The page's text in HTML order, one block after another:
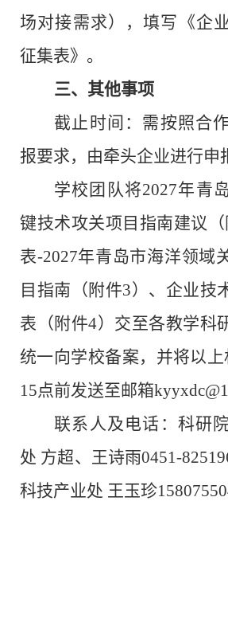
场对接需求），填写《企
征集表》。
三、 其他事项
截止时间：需按照合
报要求，由牵头企业进行申
学校团队将2027年青
键技术攻关项目指南建议
表-2027年青岛市海洋领域
目指南 （附件3）、企业技
表（附件4）交至各教学科
统一向学校备案，并将以上
15点前发送至邮箱
联系人及电话： 科研
处 方超、王诗雨0451-82
科技产业处 王玉珍